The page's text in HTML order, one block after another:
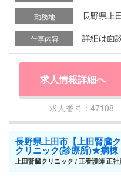
勤務地 長野県上
仕事内容 詳細は面
求人情報詳細へ
求人番号：47108
長野県上田市【上田腎臓
クリニック(診療所)★病棟
上田腎臓クリニック / 正看護師 正社